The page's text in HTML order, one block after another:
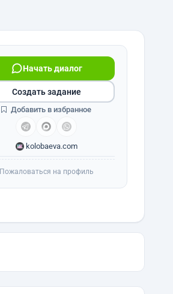
Начать диалог
kolobaeva.com
Создать задание
Добавить в избранное
Пожаловаться на профиль